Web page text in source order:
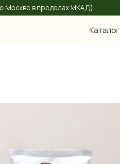
Москве в пределах МКАД)
Каталог